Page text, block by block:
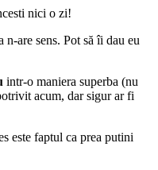
nici o zi!
are sens. Pot să îi dau eu
intr-o maniera superba (nu
acum, dar sigur ar fi
este faptul ca prea putini